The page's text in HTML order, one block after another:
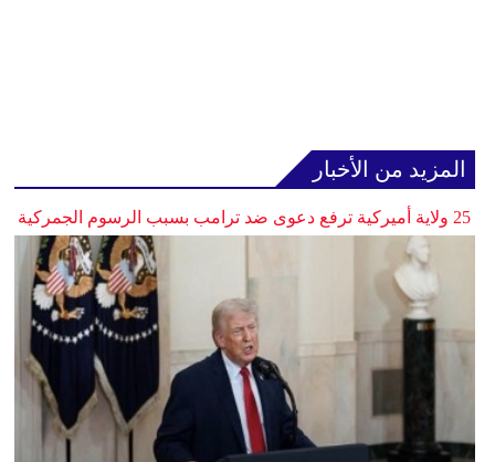
المزيد من الأخبار
25 ولاية أميركية ترفع دعوى ضد ترامب بسبب الرسوم الجمركية